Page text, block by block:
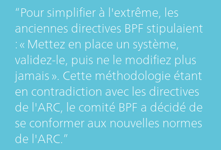
Pour simplifier à l'extrême, les
anciennes directives BPF stipulaient
: « Mettez en place un système,
validez-le, puis ne le modifiez plus
jamais ». Cette méthodologie étant
en contradiction avec les directives
de l'ARC, le comité BPF a décidé de
se conformer aux nouvelles normes
de l'ARC.